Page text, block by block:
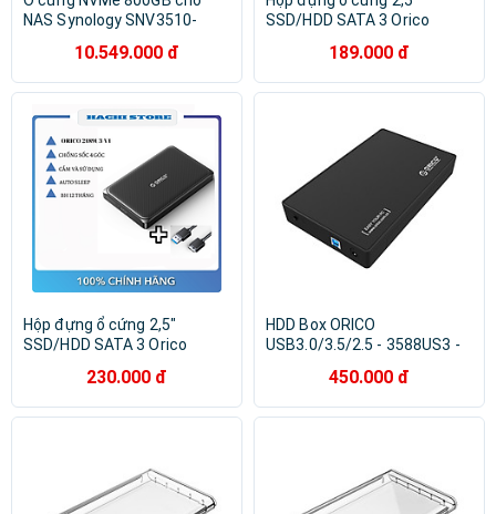
NAS Synology SNV3510-
10.549.000 đ
SSD/HDD SATA 3 Orico
189.000 đ
Hộp đựng ổ cứng 2,5"
SSD/HDD SATA 3 Orico
230.000 đ
HDD Box ORICO
USB3.0/3.5/2.5 - 3588US3 -
450.000 đ